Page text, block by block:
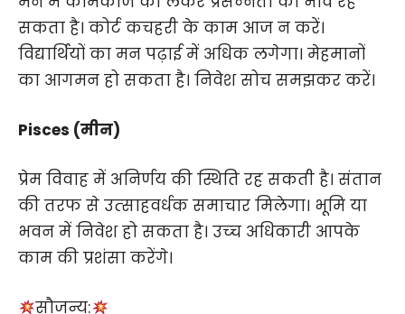
सकता है। कोर्ट कचहरी के काम आज न करें।
विद्यार्थियों का मन पढ़ाई में अधिक लगेगा। मेहमानों
का आगमन हो सकता है। निवेश सोच समझकर करें।
Pisces (मीन)
प्रेम विवाह में अनिर्णय की स्थिति रह सकती है। संतान
की तरफ से उत्‍साहवर्धक समाचार मिलेगा। भूमि या
भवन में निवेश हो सकता है। उच्‍च अधिकारी आपके
काम की प्रशंसा करेंगे।
सौजन्य: